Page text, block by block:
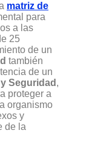
matriz de
para
a las
25
de un
también
de un
Seguridad ,
proteger a
organismo
y
de la